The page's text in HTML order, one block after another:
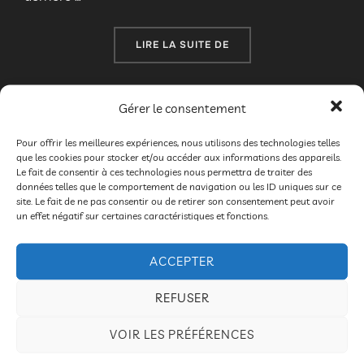
Gérer le consentement
Pour offrir les meilleures expériences, nous utilisons des technologies telles
que les cookies pour stocker et/ou accéder aux informations des appareils.
Le fait de consentir à ces technologies nous permettra de traiter des
données telles que le comportement de navigation ou les ID uniques sur ce
site. Le fait de ne pas consentir ou de retirer son consentement peut avoir
un effet négatif sur certaines caractéristiques et fonctions.
ACCEPTER
REFUSER
VOIR LES PRÉFÉRENCES
LIRE LA SUITE DE« SPECTACLE TOUT
Soirée d’ouverture, vendredi 16
mars 2018 à 20 h
parBruno DROGUE 2018,Festival
Programmation,Soirée
le
décembre 2017
Les commentaires sont